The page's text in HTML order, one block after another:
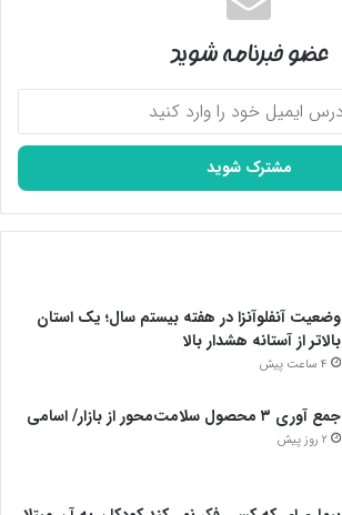
عضو خبرنامه شوید
وضعیت آنفلوآنزا در هفته بیستم سال؛ یک استان
بالاتر از آستانه هشدار بالا
4 ساعت پیش
جمع آوری ۳ محصول سلامت‌محور از بازار/ اسامی
2 روز پیش